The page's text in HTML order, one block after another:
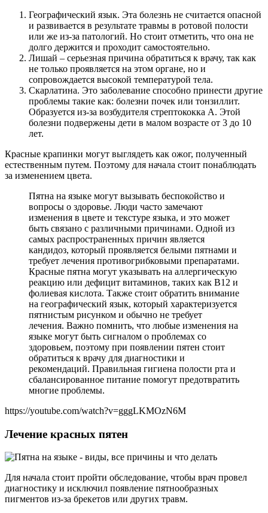
Географический язык. Эта болезнь не считается опасной
и развивается в результате травмы в ротовой полости
или же из-за патологий. Но стоит отметить, что она не
долго держится и проходит самостоятельно.
Лишай – серьезная причина обратиться к врачу, так как
не только проявляется на этом органе, но и
сопровождается высокой температурой тела.
Скарлатина. Это заболевание способно принести другие
проблемы такие как: болезни почек или тонзиллит.
Образуется из-за возбудителя стрептококка А. Этой
болезни подвержены дети в малом возрасте от 3 до 10
лет.
Красные крапинки могут выглядеть как ожог, полученный
естественным путем. Поэтому для начала стоит понаблюдать
за изменением цвета.
Пятна на языке могут вызывать беспокойство и
вопросы о здоровье. Люди часто замечают
изменения в цвете и текстуре языка, и это может
быть связано с различными причинами. Одной из
самых распространенных причин является
кандидоз, который проявляется белыми пятнами и
требует лечения противогрибковыми препаратами.
Красные пятна могут указывать на аллергическую
реакцию или дефицит витаминов, таких как B12 и
фолиевая кислота. Также стоит обратить внимание
на географический язык, который характеризуется
пятнистым рисунком и обычно не требует
лечения. Важно помнить, что любые изменения на
языке могут быть сигналом о проблемах со
здоровьем, поэтому при появлении пятен стоит
обратиться к врачу для диагностики и
рекомендаций. Правильная гигиена полости рта и
сбалансированное питание помогут предотвратить
многие проблемы.
https://youtube.com/watch?v=gggLKMOzN6M
Лечение красных пятен
Для начала стоит пройти обследование, чтобы врач провел
диагностику и исключил появление пятнообразных
пигментов из-за брекетов или других травм.